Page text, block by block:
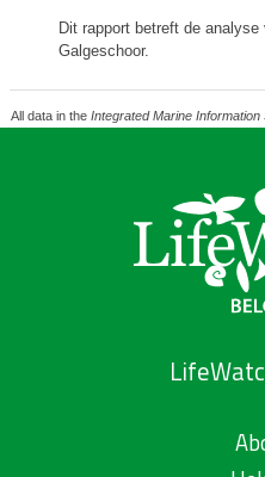
Dit rapport betreft de
Galgeschoor.
All data in the Integrated Marine Information